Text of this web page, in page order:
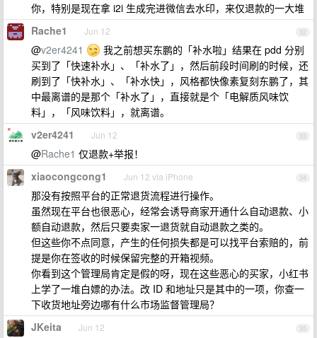
你，特别是现在拿 i2i 生成完进微信去水印，来仅退款的一大堆
32
Rache1 Jun 12
@v2er4241
我之前想买东鹏的「补水啦」结果在 pdd 分别
买到了「快速补水」、「补水了」，然后前段时间刷的时候，还
刷到了「快补水」、「补水快」，风格都快像素复刻东鹏了，其
中最离谱的是那个「补水了」，直接就是个「电解质风味饮
料」，「风味饮料」，就离谱。
33
v2er4241 Jun 12
@Rache1 仅退款+举报！
34
xiaocongcong1 Jun 12 via iPhone
那没有按照平台的正常退货流程进行操作。
虽然现在平台也很恶心，经常会诱导商家开通什么自动退款、小
额自动退款，然后只要卖家一退货就自动退款之类的。
但这些你不点同意，产生的任何损失都是可以找平台索赔的，前
提是你在签收的时候保留完整的开箱视频。
你看到这个管理局肯定是假的呀，现在这些恶心的买家，小红书
上学了一堆白嫖的办法。改 ID 和地址只是其中的一项，你查一
下收货地址旁边哪有什么市场监督管理局？
35
JKeita Jun 12